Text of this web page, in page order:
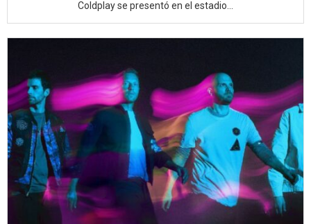
Coldplay se presentó en el estadio...